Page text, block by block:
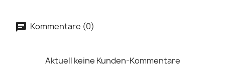
Kommentare (0)
Aktuell keine Kunden-Kommentare